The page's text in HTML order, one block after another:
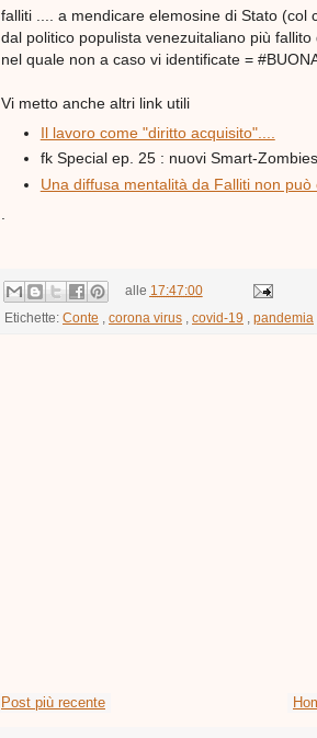
falliti .... a mendicare elemosine di Stato (col
dal politico populista venezuitaliano più fallito
nel quale non a caso vi identificate =
Vi metto anche altri link utili
Il lavoro come "diritto acquisito"....
fk Special ep. 25 : nuovi Smart-Zombies
Una diffusa mentalità da Falliti non
alle 17:47:00
Etichette: Conte corona virus covid-19 pandemia
Post più recente